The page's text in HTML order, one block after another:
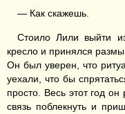
— Как скажешь.
Стоило Лили выйти
кресло и принялся
Он был уверен, что
уехали, что бы
просто. Весь этот год
связь поблекнуть и